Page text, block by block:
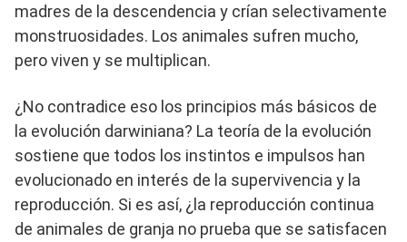
madres de la descendencia y crían selectivamente
monstruosidades. Los animales sufren mucho,
pero viven y se multiplican.
¿No contradice eso los principios más básicos de
la evolución darwiniana? La teoría de la evolución
sostiene que todos los instintos e impulsos han
evolucionado en interés de la supervivencia y la
reproducción. Si es así, ¿la reproducción continua
de animales de granja no prueba que se satisfacen